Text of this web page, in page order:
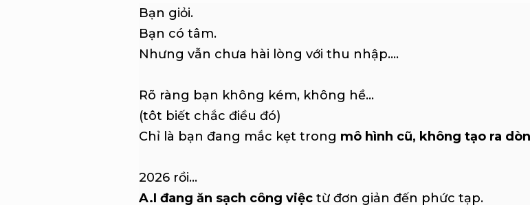
Bạn giỏi.
Bạn có tâm.
Nhưng vẫn chưa hài lòng với thu nhập....
Rõ ràng bạn không kém, không hề...
(tôt biết chắc điều đó)
Chỉ là bạn đang mắc kẹt trong mô hình cũ, không tạo ra
2026 rồi…
A.I đang ăn sạch công việc từ đơn giản đến phức tạp.